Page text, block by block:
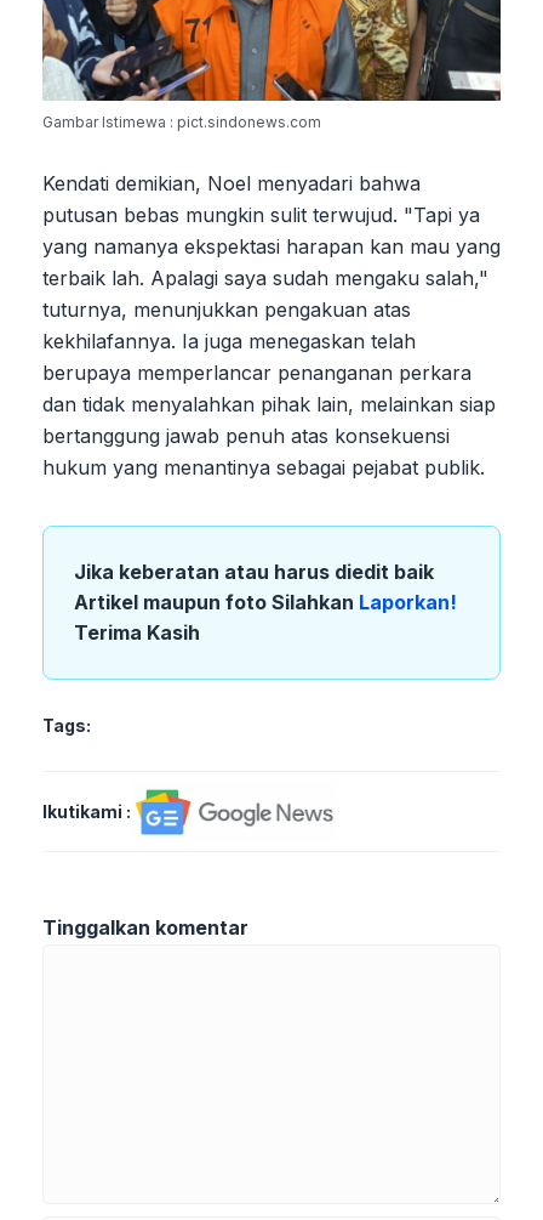
Gambar Istimewa : pict.sindonews.com
Kendati demikian, Noel menyadari bahwa
putusan bebas mungkin sulit terwujud. "Tapi ya
yang namanya ekspektasi harapan kan mau yang
terbaik lah. Apalagi saya sudah mengaku salah,"
tuturnya, menunjukkan pengakuan atas
kekhilafannya. Ia juga menegaskan telah
berupaya memperlancar penanganan perkara
dan tidak menyalahkan pihak lain, melainkan siap
bertanggung jawab penuh atas konsekuensi
hukum yang menantinya sebagai pejabat publik.
Jika keberatan atau harus diedit baik
Artikel maupun foto Silahkan Laporkan!
Terima Kasih
Tags:
Ikutikami :
Tinggalkan komentar